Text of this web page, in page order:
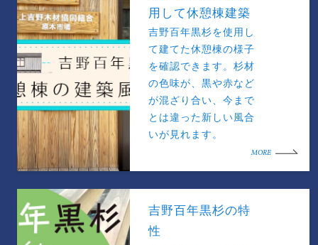
用して休憩棟建築
吉野百年黒杉を使用し
て建てた休憩棟の様子
を確認できます。杉材
の色味が、黒や赤など
が混ざり合い、今まで
とは違った新しい風合
いが見れます。
MORE
吉野百年黒杉の特
性